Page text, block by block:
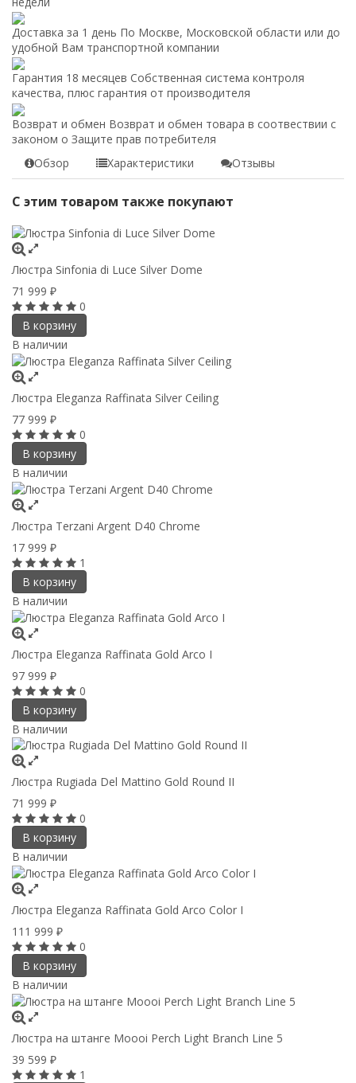
Доставка за 1 день По Москве, Московской области или до
удобной Вам транспортной компании
Гарантия 18 месяцев Собственная система контроля
качества, плюс гарантия от производителя
Возврат и обмен Возврат и обмен товара в соотвествии с
законом о Защите прав потребителя
Обзор
Характеристики Отзывы
С этим товаром также покупают
Люстра Sinfonia di Luce Silver Dome
71 999 ₽
0
В корзину
В наличии
Люстра Eleganza Raffinata Silver Ceiling
77 999 ₽
0
В корзину
В наличии
Люстра Terzani Argent D40 Chrome
17 999 ₽
1
В корзину
В наличии
Люстра Eleganza Raffinata Gold Arco I
97 999 ₽
0
В корзину
В наличии
Люстра Rugiada Del Mattino Gold Round II
71 999 ₽
0
В корзину
В наличии
Люстра Eleganza Raffinata Gold Arco Сolor I
111 999 ₽
0
В корзину
В наличии
Люстра на штанге Moooi Perch Light Branch Line 5
39 599 ₽
1